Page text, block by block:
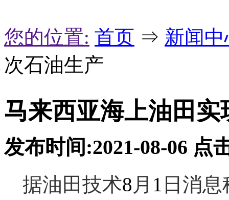
您的位置: 首页 ⇒ 新闻
次石油生产
马来西亚海上油田
发布时间:2021-08-06 点
据油田技术8 月 1 日消